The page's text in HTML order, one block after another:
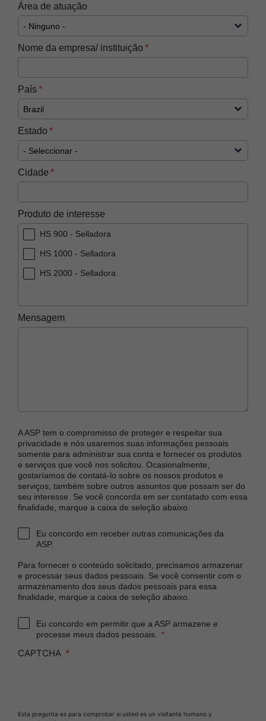
Área de atuação
Nome da empresa/ instituição
País
Estado
Cidade
Produto de interesse
HS 900 - Selladora
HS 1000 - Selladora
HS 2000 - Selladora
Mensagem
A ASP tem o compromisso de proteger e respeitar sua
privacidade e nós usaremos suas informações pessoais
somente para administrar sua conta e fornecer os produtos
e serviços que você nos solicitou. Ocasionalmente,
gostaríamos de contatá-lo sobre os nossos produtos e
serviços, também sobre outros assuntos que possam ser do
seu interesse. Se você concorda em ser contatado com essa
finalidade, marque a caixa de seleção abaixo.
Eu concordo em receber outras comunicações da
ASP.
Para fornecer o conteúdo solicitado, precisamos armazenar
e processar seus dados pessoais. Se você consentir com o
armazenamento dos seus dados pessoais para essa
finalidade, marque a caixa de seleção abaixo.
Eu concordo em permitir que a ASP armazene e
processe meus dados pessoais.
CAPTCHA
Esta pregunta es para comprobar si usted es un visitante humano y